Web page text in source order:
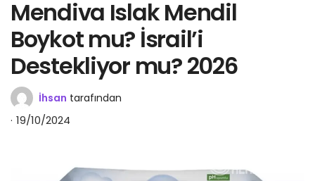
Mendiva Islak Mendil
Boykot mu? İsrail’i
Destekliyor mu? 2026
İhsan tarafından
19/10/2024